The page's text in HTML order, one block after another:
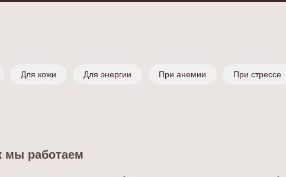
Для кожи Для энергии При анемии При стрессе
мы работаем